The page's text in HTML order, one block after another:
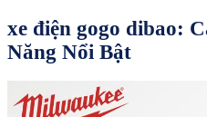
xe điện gogo dibao:
Năng Nổi Bật